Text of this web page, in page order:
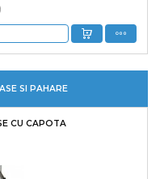
SI PAHARE
CU CAPOTA